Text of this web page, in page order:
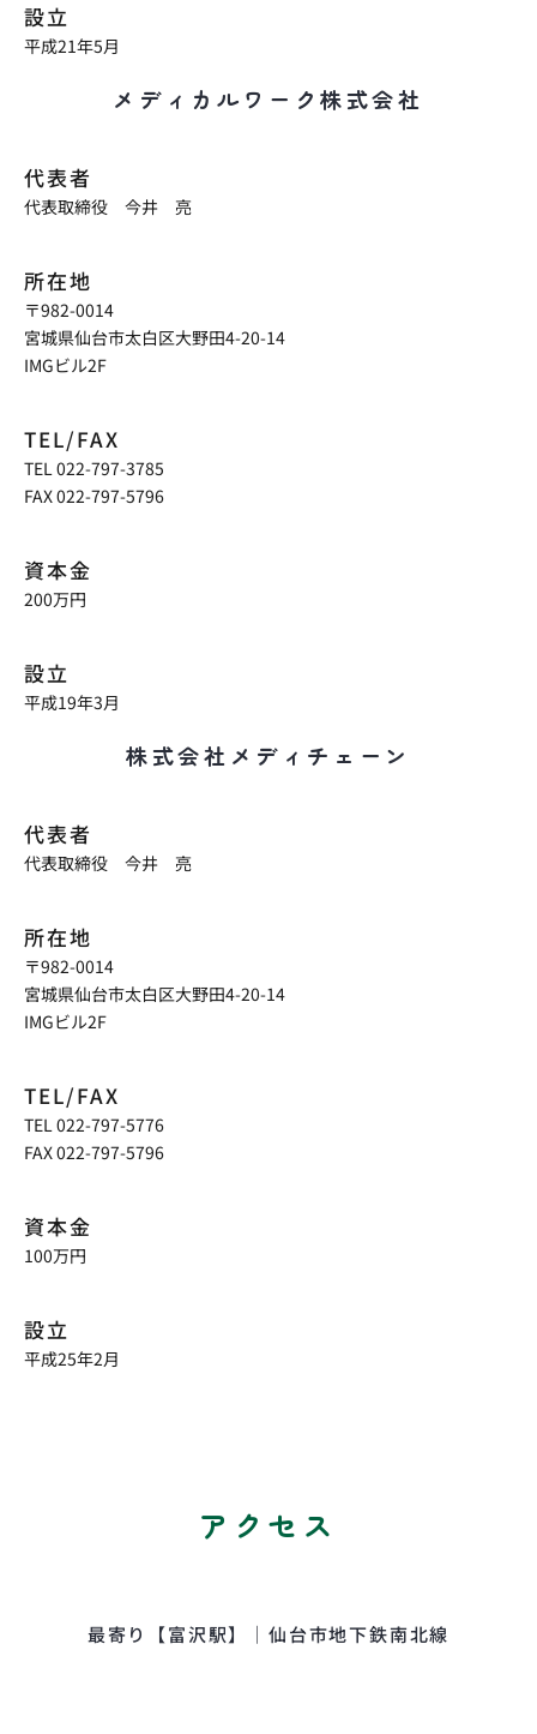
設立
平成21年5月
メディカルワーク株式会社
代表者
代表取締役 今井 亮
所在地
〒982-0014
宮城県仙台市太白区大野田4-20-14
IMGビル2F
TEL/FAX
TEL 022-797-3785
FAX 022-797-5796
資本金
200万円
設立
平成19年3月
株式会社メディチェーン
代表者
代表取締役 今井 亮
所在地
〒982-0014
宮城県仙台市太白区大野田4-20-14
IMGビル2F
TEL/FAX
TEL 022-797-5776
FAX 022-797-5796
資本金
100万円
設立
平成25年2月
アクセス
最寄り【富沢駅】｜仙台市地下鉄南北線